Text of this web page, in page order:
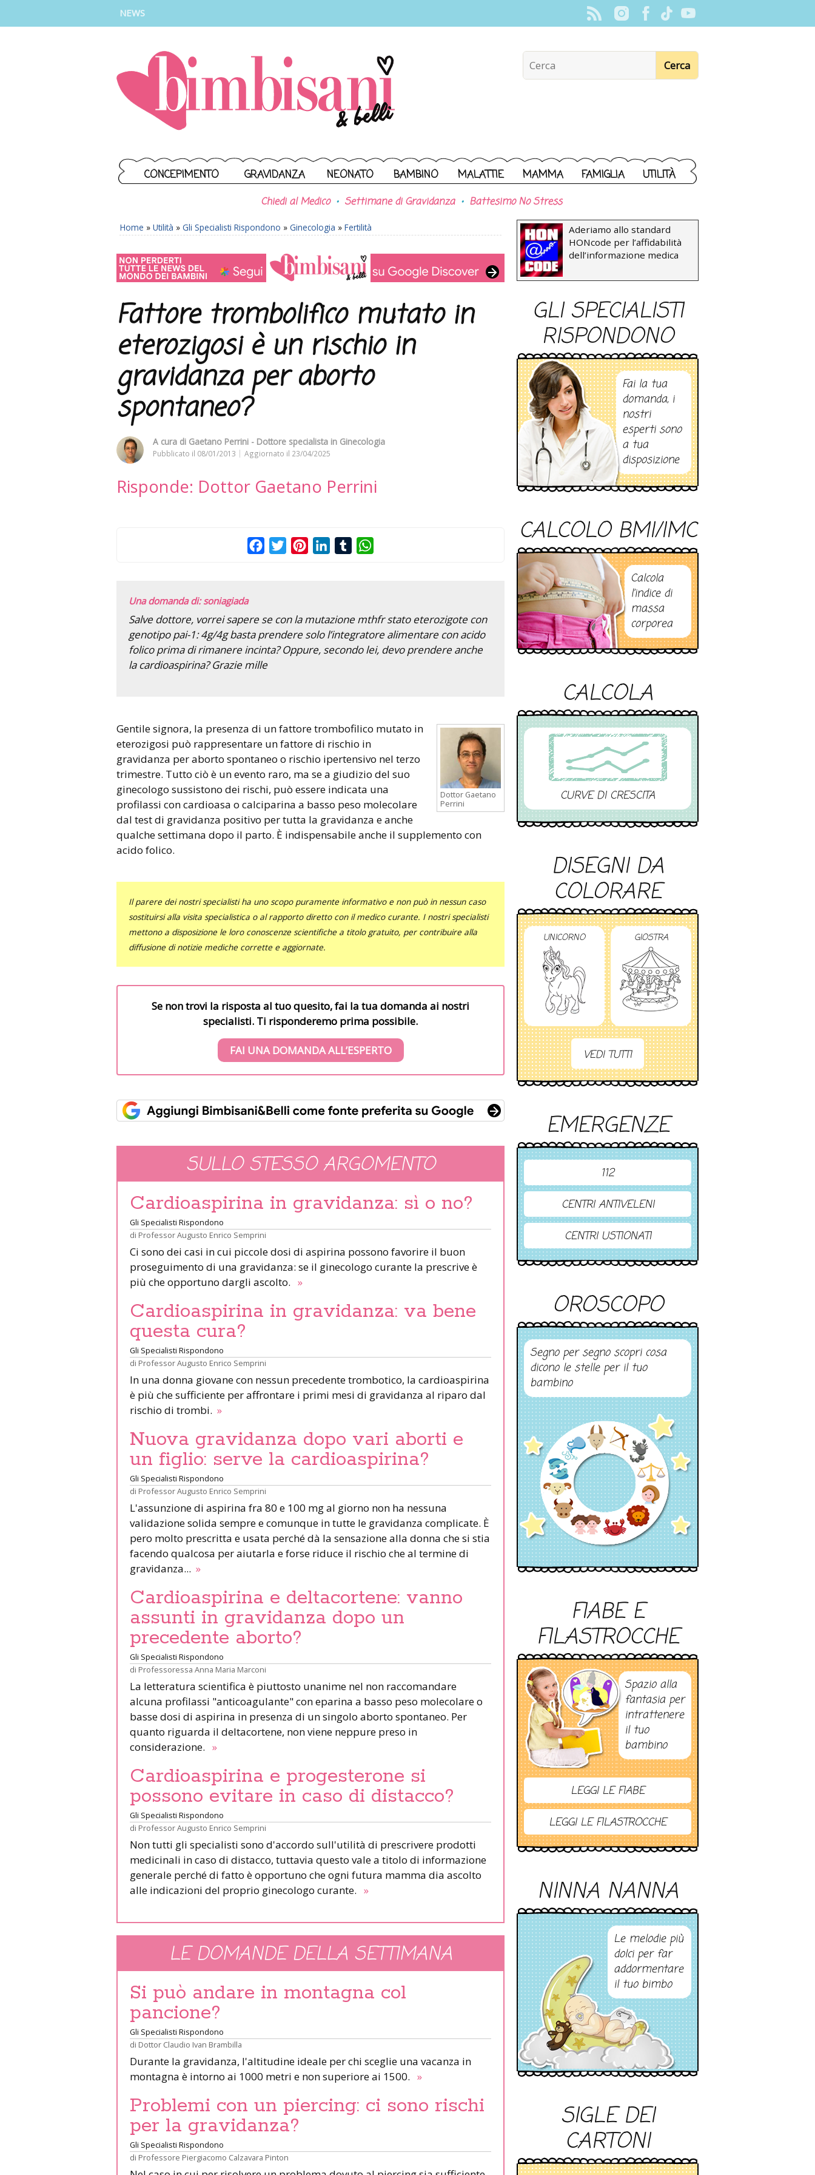
NEWS
CONCEPIMENTO GRAVIDANZA NEONATO BAMBINO MALATTIE MAMMA FAMIGLIA UTILITÀ
Chiedi al Medico Settimane di Gravidanza Battesimo No Stress
Home » Utilità » Gli Specialisti Rispondono » Ginecologia » Fertilità
Fattore trombolifico mutato in
eterozigosi è un rischio in
gravidanza per aborto
spontaneo?
A cura di Gaetano Perrini - Dottore specialista in Ginecologia
Pubblicato il 08/01/2013 Aggiornato il 23/04/2025
Risponde: Dottor Gaetano Perrini
FacebookTwitterPinterestLinkedInTumblr
Una domanda di: soniagiada
Salve dottore, vorrei sapere se con la mutazione mthfr stato eterozigote con
genotipo pai-1: 4g/4g basta prendere solo l’integratore alimentare con acido
folico prima di rimanere incinta? Oppure, secondo lei, devo prendere anche
la cardioaspirina? Grazie mille
Dottor Gaetano
Perrini
Gentile signora, la presenza di un fattore trombofilico mutato in
eterozigosi può rappresentare un fattore di rischio in
gravidanza per aborto spontaneo o rischio ipertensivo nel terzo
trimestre. Tutto ciò è un evento raro, ma se a giudizio del suo
ginecologo sussistono dei rischi, può essere indicata una
profilassi con cardioasa o calciparina a basso peso molecolare
dal test di gravidanza positivo per tutta la gravidanza e anche
qualche settimana dopo il parto. È indispensabile anche il supplemento con
acido folico.
Il parere dei nostri specialisti ha uno scopo puramente informativo e non può in nessun caso
sostituirsi alla visita specialistica o al rapporto diretto con il medico curante. I nostri specialisti
mettono a disposizione le loro conoscenze scientifiche a titolo gratuito, per contribuire alla
diffusione di notizie mediche corrette e aggiornate.
Se non trovi la risposta al tuo quesito, fai la tua domanda ai nostri
specialisti. Ti risponderemo prima possibile.
FAI UNA DOMANDA ALL’ESPERTO
SULLO STESSO ARGOMENTO
Cardioaspirina in gravidanza: sì o no?
Gli Specialisti Rispondono
di Professor Augusto Enrico Semprini
Ci sono dei casi in cui piccole dosi di aspirina possono favorire il buon
proseguimento di una gravidanza: se il ginecologo curante la prescrive è
più che opportuno dargli ascolto. »
Cardioaspirina in gravidanza: va bene
questa cura?
Gli Specialisti Rispondono
di Professor Augusto Enrico Semprini
In una donna giovane con nessun precedente trombotico, la cardioaspirina
è più che sufficiente per affrontare i primi mesi di gravidanza al riparo dal
rischio di trombi. »
Nuova gravidanza dopo vari aborti e
un figlio: serve la cardioaspirina?
Gli Specialisti Rispondono
di Professor Augusto Enrico Semprini
L'assunzione di aspirina fra 80 e 100 mg al giorno non ha nessuna
validazione solida sempre e comunque in tutte le gravidanza complicate. È
pero molto prescritta e usata perché dà la sensazione alla donna che si stia
facendo qualcosa per aiutarla e forse riduce il rischio che al termine di
gravidanza... »
Cardioaspirina e deltacortene: vanno
assunti in gravidanza dopo un
precedente aborto?
Gli Specialisti Rispondono
di Professoressa Anna Maria Marconi
La letteratura scientifica è piuttosto unanime nel non raccomandare
alcuna profilassi "anticoagulante" con eparina a basso peso molecolare o
basse dosi di aspirina in presenza di un singolo aborto spontaneo. Per
quanto riguarda il deltacortene, non viene neppure preso in
considerazione. »
Cardioaspirina e progesterone si
possono evitare in caso di distacco?
Gli Specialisti Rispondono
di Professor Augusto Enrico Semprini
Non tutti gli specialisti sono d'accordo sull'utilità di prescrivere prodotti
medicinali in caso di distacco, tuttavia questo vale a titolo di informazione
generale perché di fatto è opportuno che ogni futura mamma dia ascolto
alle indicazioni del proprio ginecologo curante. »
LE DOMANDE DELLA SETTIMANA
Si può andare in montagna col
pancione?
Gli Specialisti Rispondono
di Dottor Claudio Ivan Brambilla
Durante la gravidanza, l'altitudine ideale per chi sceglie una vacanza in
montagna è intorno ai 1000 metri e non superiore ai 1500. »
Problemi con un piercing: ci sono rischi
per la gravidanza?
Gli Specialisti Rispondono
di Professore Piergiacomo Calzavara Pinton
Aderiamo allo standard
HONcode per l’affidabilità
dell’informazione medica
GLI SPECIALISTI
RISPONDONO
Fai la tua
domanda, i
nostri
esperti sono
a tua
disposizione
CALCOLO BMI/IMC
Calcola
l’indice di
massa
corporea
CALCOLA
CURVE DI CRESCITA
DISEGNI DA
COLORARE
UNICORNO GIOSTRA
VEDI TUTTI
EMERGENZE
112
CENTRI ANTIVELENI
CENTRI USTIONATI
OROSCOPO
Segno per segno scopri cosa
dicono le stelle per il tuo
bambino
FIABE E
FILASTROCCHE
Spazio alla
fantasia per
intrattenere
il tuo
bambino
LEGGI LE FIABE
LEGGI LE FILASTROCCHE
NINNA NANNA
Le melodie più
dolci per far
addormentare
il tuo bimbo
SIGLE DEI
CARTONI